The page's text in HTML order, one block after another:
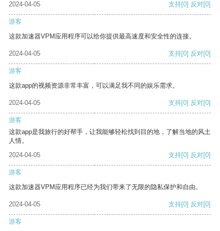
2024-04-05
支持[0] 反对[0]
游客
这款加速器VPM应用程序可以给你提供最高速度和安全性的连接。
2024-04-05 支持[0] 反对[0]
游客
这款app的视频资源非常丰富，可以满足我不同的娱乐需求。
2024-04-05 支持[0] 反对[0]
游客
这款app是我旅行的好帮手，让我能够轻松找到目的地，了解当地的风土
人情。
2024-04-05
支持[0] 反对[0]
游客
这款加速器VPM应用程序已经为我们带来了无限的隐私保护和自由。
2024-04-05 支持[0] 反对[0]
游客